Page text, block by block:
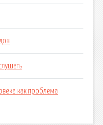
как проблема